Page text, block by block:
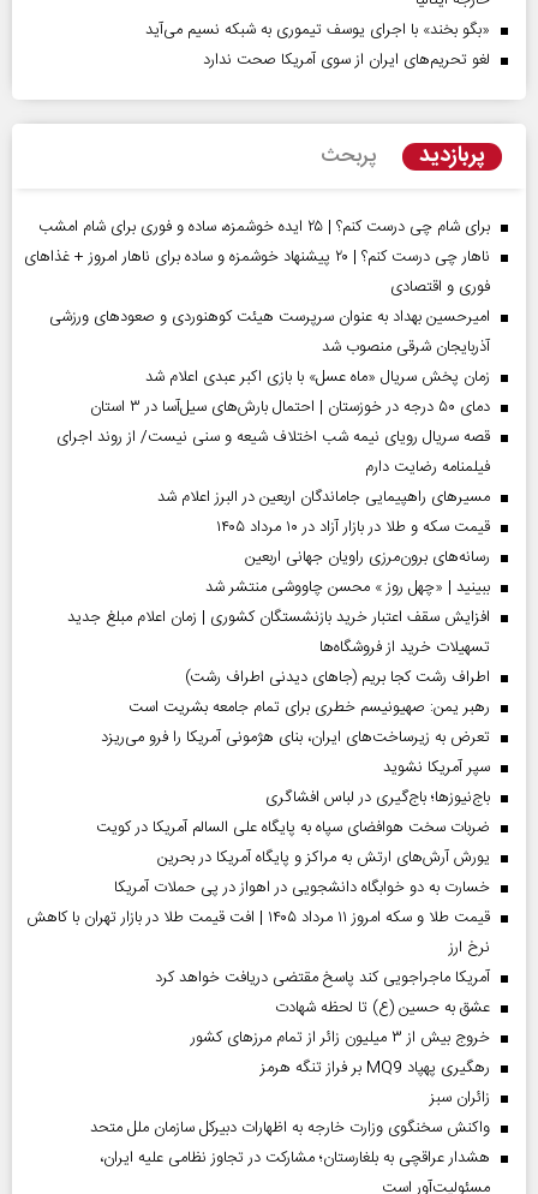
«بگو بخند» با اجرای یوسف تیموری به شبکه نسیم می‌آید
لغو تحریم‌های ایران از سوی آمریکا صحت ندارد
پربازدید پربحث
برای شام چی درست کنم؟ | ۲۵ ایده خوشمزه، ساده و فوری برای شام امشب
ناهار چی درست کنم؟ | ۲۰ پیشنهاد خوشمزه و ساده برای ناهار امروز + غذاهای
فوری و اقتصادی
امیرحسین بهداد به عنوان سرپرست هیئت کوهنوردی و صعودهای ورزشی
آذربایجان شرقی منصوب شد
زمان پخش سریال «ماه عسل» با بازی اکبر عبدی اعلام شد
دمای ۵۰ درجه در خوزستان | احتمال بارش‌های سیل‌آسا در ۳ استان
قصه سریال رویای نیمه شب اختلاف شیعه و سنی نیست/ از روند اجرای
فیلمنامه رضایت دارم
مسیر‌های راهپیمایی جاماندگان اربعین در البرز اعلام شد
قیمت سکه و طلا در بازار آزاد در ۱۰ مرداد ۱۴۰۵
رسانه‌های برون‌مرزی راویان جهانی اربعین
ببینید | «چهل روز » محسن چاووشی منتشر شد
افزایش سقف اعتبار خرید بازنشستگان کشوری | زمان اعلام مبلغ جدید
تسهیلات خرید از فروشگاه‌ها
اطراف رشت کجا بریم (جاهای دیدنی اطراف رشت)
رهبر یمن: صهیونیسم خطری برای تمام جامعه بشریت است
تعرض به زیرساخت‌های ایران، بنای هژمونی آمریکا را فرو می‌ریزد
سپر آمریکا نشوید
باج‌نیوزها؛ باج‌گیری در لباس افشاگری
ضربات سخت هوافضای سپاه به پایگاه علی السالم آمریکا در کویت
یورش آرش‌های ارتش به مراکز و پایگاه‌ آمریکا در بحرین
خسارت به دو خوابگاه دانشجویی در اهواز در پی حملات آمریکا
قیمت طلا و سکه امروز ۱۱ مرداد ۱۴۰۵ | افت قیمت طلا در بازار تهران با کاهش
نرخ ارز
آمریکا ماجراجویی کند پاسخ مقتضی دریافت خواهد کرد
عشق به حسین (ع) تا لحظه شهادت
خروج بیش از ۳ میلیون زائر از تمام مرز‌های کشور
رهگیری پهپاد MQ9 بر فراز تنگه هرمز
‌زائران سبز
واکنش سخنگوی وزارت خارجه به اظهارات دبیرکل سازمان ملل متحد
هشدار عراقچی به بلغارستان؛ مشارکت در تجاوز نظامی علیه ایران،
مسئولیت‌آور است